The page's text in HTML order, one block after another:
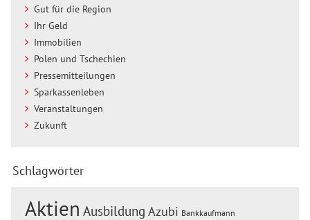
Gut für die Region
Ihr Geld
Immobilien
Polen und Tschechien
Pressemitteilungen
Sparkassenleben
Veranstaltungen
Zukunft
Schlagwörter
Aktien Ausbildung Azubi Bankkaufmann